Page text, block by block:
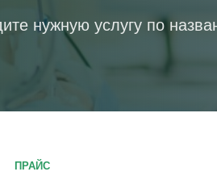
нужную услугу по
ПРАЙС